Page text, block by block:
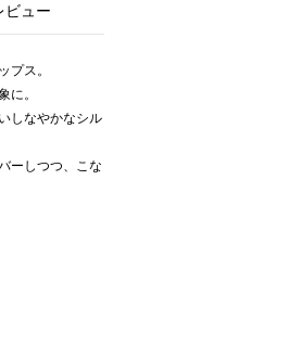
ビュー
プス。
に。
しなやかなシル
ーしつつ、こな